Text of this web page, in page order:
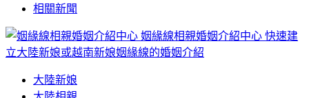
相關新聞
姻緣線相親婚姻介紹中心 快速建
立大陸新娘或越南新娘姻緣線的婚姻介紹
大陸新娘